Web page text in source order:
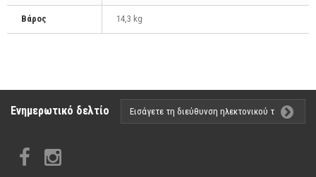
Βάρος 14,3 kg
Ενημερωτικό δελτίο